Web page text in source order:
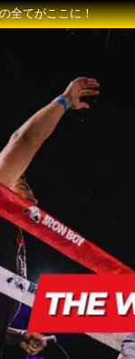
全てがここに！